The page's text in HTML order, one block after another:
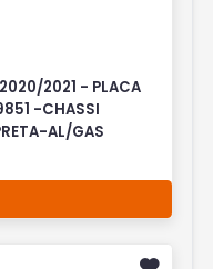
2021 - PLACA
-CHASSI
AL/GAS